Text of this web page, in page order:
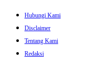
Skip
content
Hubungi Kami
Disclaimer
Tentang Kami
Redaksi